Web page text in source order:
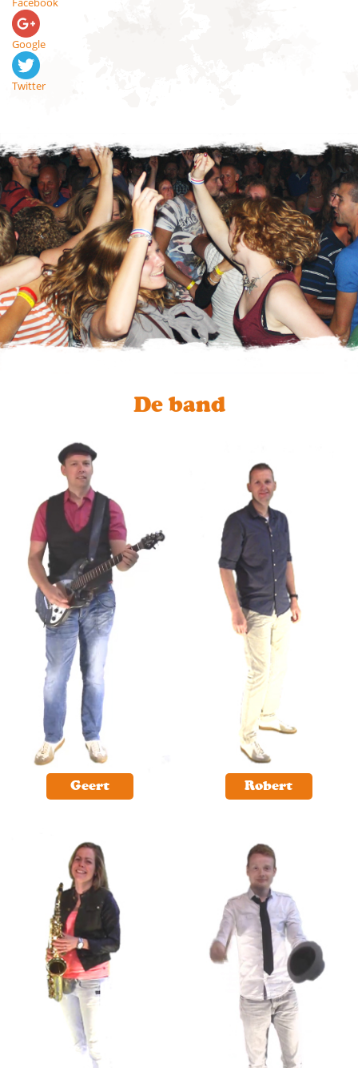
Google
Twitter
De band
Geert Robert